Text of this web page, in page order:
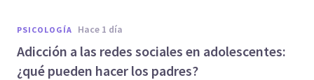
PSICOLOGÍA hace 1 día
Adicción a las redes sociales en adolescentes:
¿qué pueden hacer los padres?